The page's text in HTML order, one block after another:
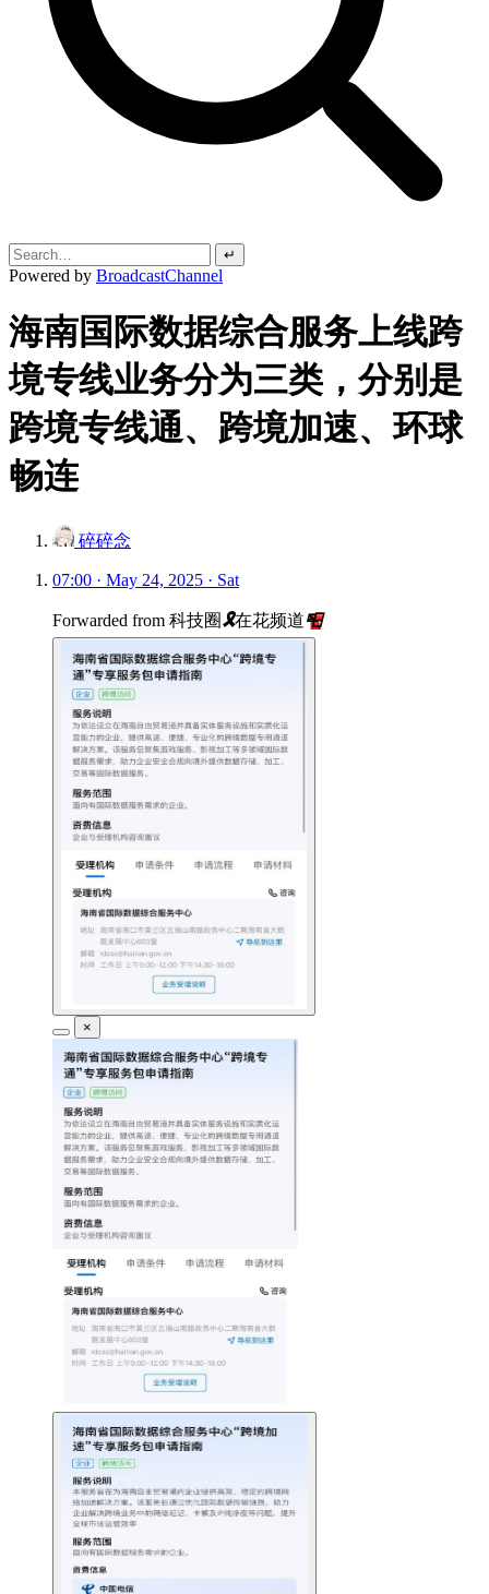
↵
Powered by BroadcastChannel
海南国际数据综合服务上线跨
境专线业务分为三类，分别是
跨境专线通、跨境加速、环球
畅连
碎碎念
07:00 · May 24, 2025 · Sat
Forwarded from 科技圈🎗在花频道📮
×